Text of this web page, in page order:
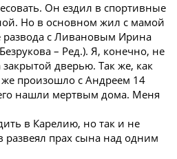
Он ездил в спортивные
Но в основном жил с мамой
развода с Ливановым Ирина
– Ред.). Я, конечно, не
закрытой дверью. Так же, как
произошло с Андреем 14
нашли мертвым дома. Меня
в Карелию, но так и не
развеял прах сына над одним